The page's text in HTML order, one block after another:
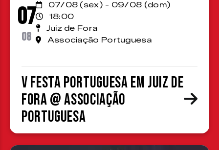
07
08
07/08 (sex) - 09/08 (dom)
18:00
Juiz de Fora
Associação Portuguesa
V Festa Portuguesa em Juiz de
Fora @ Associação
Portuguesa